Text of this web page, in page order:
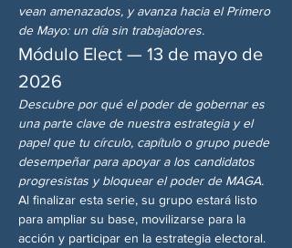
vean amenazados, y avanza hacia el Primero
de Mayo: un día sin trabajadores.
Módulo Elect — 13 de mayo de
2026
Descubre por qué el poder de gobernar es
una parte clave de nuestra estrategia y el
papel que tu círculo, capítulo o grupo puede
desempeñar para apoyar a los candidatos
progresistas y bloquear el poder de MAGA.
Al finalizar esta serie, su grupo estará listo
para ampliar su base, movilizarse para la
acción y participar en la estrategia electoral.